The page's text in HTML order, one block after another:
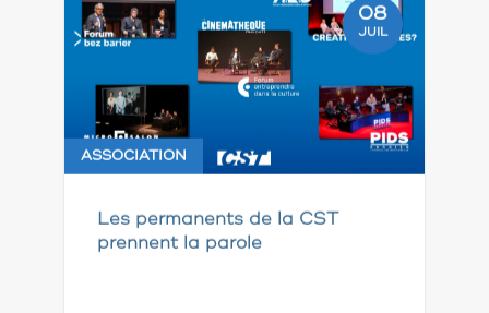
08
JUIL
ASSOCIATION
Les permanents de la CST
prennent la parole